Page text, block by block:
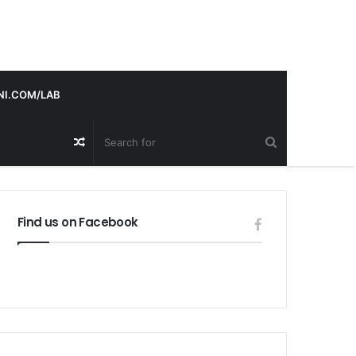
LAB
Random
Post
Find us on Facebook